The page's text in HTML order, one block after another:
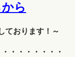
ら
ております！～
・・・・・・・・